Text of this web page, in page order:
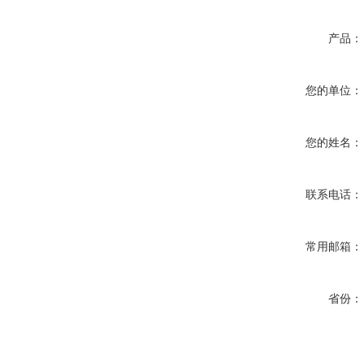
产品：
您的单位：
您的姓名：
联系电话：
常用邮箱：
省份：